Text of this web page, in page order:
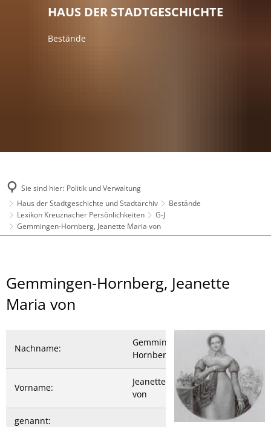
HAUS DER STADTGESCHICHTE
Bestände
Sie sind hier: Politik und Verwaltung
Haus der Stadtgeschichte und Stadtarchiv
Bestände
Lexikon Kreuznacher Persönlichkeiten
G-J
Gemmingen-Hornberg, Jeanette Maria von
Gemmingen-
Hornberg,
Maria
von
Gemmingen-Hornberg, Jeanette
Maria von
Nachname:
Gemmingen-
Hornberg
Vorname:
Jeanette Maria
von
genannt: